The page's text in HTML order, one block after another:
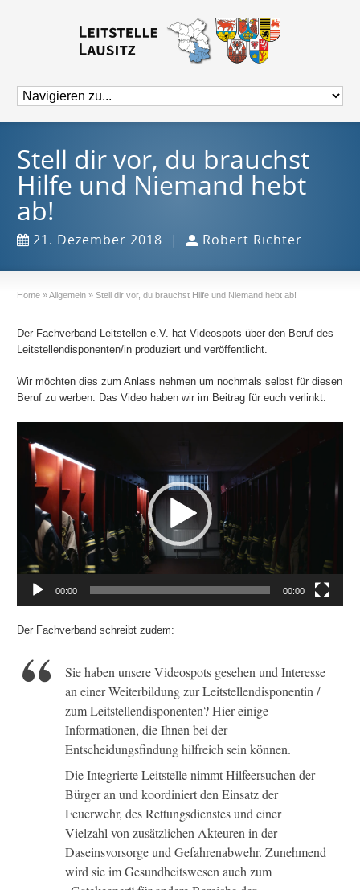
Stell dir vor, du brauchst
Hilfe und Niemand hebt
ab!
21. Dezember 2018 | Robert Richter
Home »Allgemein » Stell dir vor, du brauchst Hilfe und Niemand hebt ab!
Der Fachverband Leitstellen e.V. hat Videospots über den Beruf des
Leitstellendisponenten/in produziert und veröffentlicht.
Wir möchten dies zum Anlass nehmen um nochmals selbst für diesen
Beruf zu werben. Das Video haben wir im Beitrag für euch verlinkt:
00:00 00:00
Der Fachverband schreibt zudem:
Sie haben unsere Videospots gesehen und Interesse
an einer Weiterbildung zur Leitstellendisponentin /
zum Leitstellendisponenten? Hier einige
Informationen, die Ihnen bei der
Entscheidungsfindung hilfreich sein können.
Die Integrierte Leitstelle nimmt Hilfeersuchen der
Bürger an und koordiniert den Einsatz der
Feuerwehr, des Rettungsdienstes und einer
Vielzahl von zusätzlichen Akteuren in der
Daseinsvorsorge und Gefahrenabwehr. Zunehmend
wird sie im Gesundheitswesen auch zum